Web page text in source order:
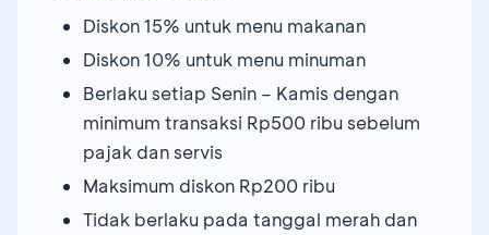
Diskon 15% untuk menu makanan
Diskon 10% untuk menu minuman
Berlaku setiap Senin – Kamis dengan
minimum transaksi Rp500 ribu sebelum
pajak dan servis
Maksimum diskon Rp200 ribu
Tidak berlaku pada tanggal merah dan